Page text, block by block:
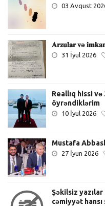
03 Avqust
𝐀𝐫𝐳𝐮𝐥𝐚𝐫 𝐯ə
31 İyul 2026
Reallıq hissi
öyrəndiklərim
10 İyul 2026
Mustafa
27 İyun 2026
Şəkilsiz
cəmiyyət